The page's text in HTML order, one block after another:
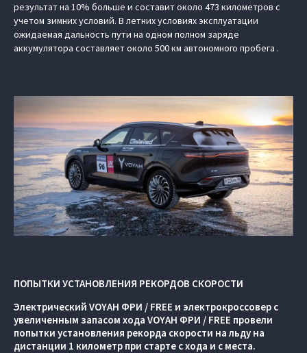
результат на 10% больше и составит около 473 километров с
учетом зимних условий. В летних условиях эксплуатации
ожидаемая дальность пути на одном полном заряде
аккумулятора составляет около 500 км автономного пробега .
ПОПЫТКИ УСТАНОВЛЕНИЯ РЕКОРДОВ СКОРОСТИ
Электрический VOYAH ФРИ / FREE и электрокроссовер с
увеличенным запасом хода VOYAH ФРИ / FREE провели
попытки установления рекорда скорости на льду на
дистанции 1 километр при старте с хода и с места.